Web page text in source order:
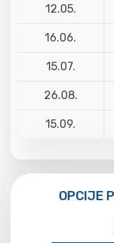
12.05.
16.06.
15.07.
26.08.
15.09.
OPCIJE